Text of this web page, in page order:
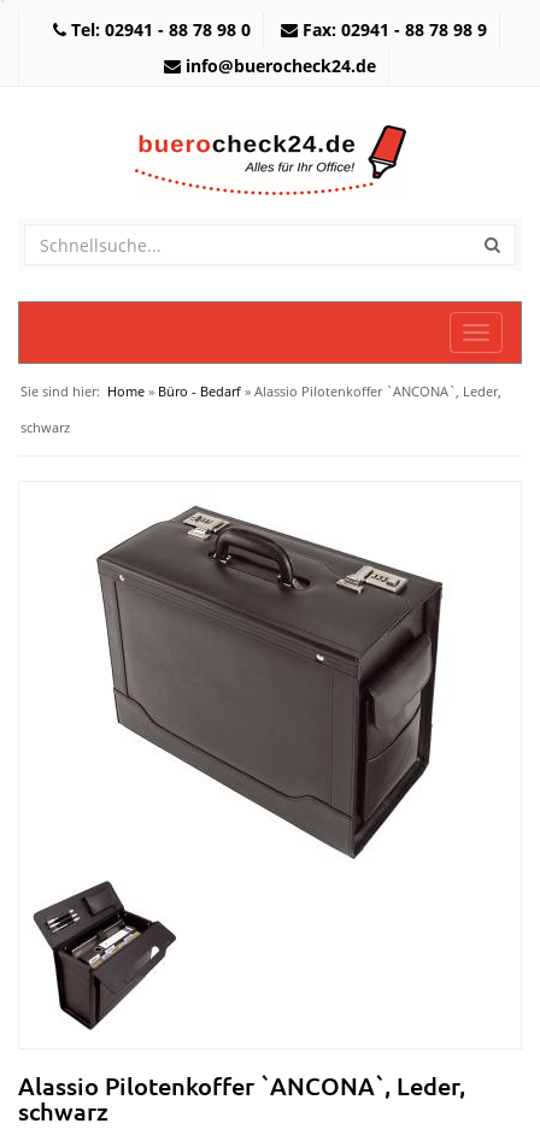
Tel: 02941 - 88 78 98 0
Fax: 02941 - 88 78 98 9
info@buerocheck24.de
Toggle
Sie sind hier: Home » Büro - Bedarf » Alassio Pilotenkoffer `ANCONA`, Leder,
schwarz
Alassio Pilotenkoffer `ANCONA`, Leder,
schwarz